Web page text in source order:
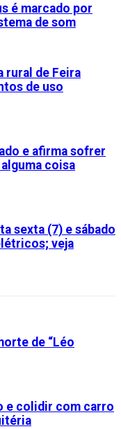
é marcado por
de som
rural de Feira
de uso
e afirma sofrer
coisa
sexta (7) e sábado
veja
de “Léo
e colidir com carro